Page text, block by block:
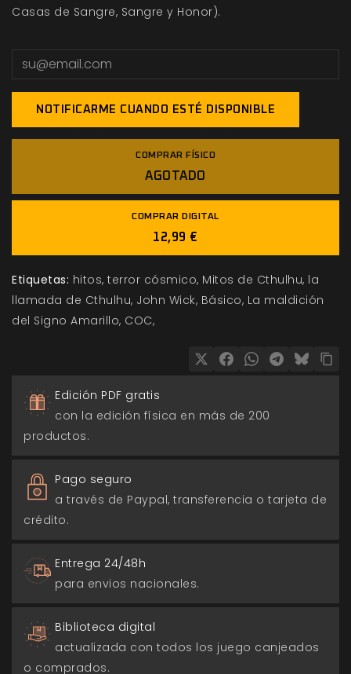
Casas de Sangre, Sangre y Honor).
NOTIFICARME CUANDO ESTÉ DISPONIBLE
COMPRAR FÍSICO
AGOTADO
COMPRAR DIGITAL
12,99 €
Etiquetas: hitos terror cósmico Mitos de Cthulhu la
llamada de Cthulhu John Wick Básico La maldición
del Signo Amarillo COC
Edición PDF gratis
con la edición física en más de 200
productos.
Pago seguro
a través de Paypal, transferencia o tarjeta de
crédito.
Entrega 24/48h
para envios nacionales.
Biblioteca digital
actualizada con todos los juego canjeados
o comprados.